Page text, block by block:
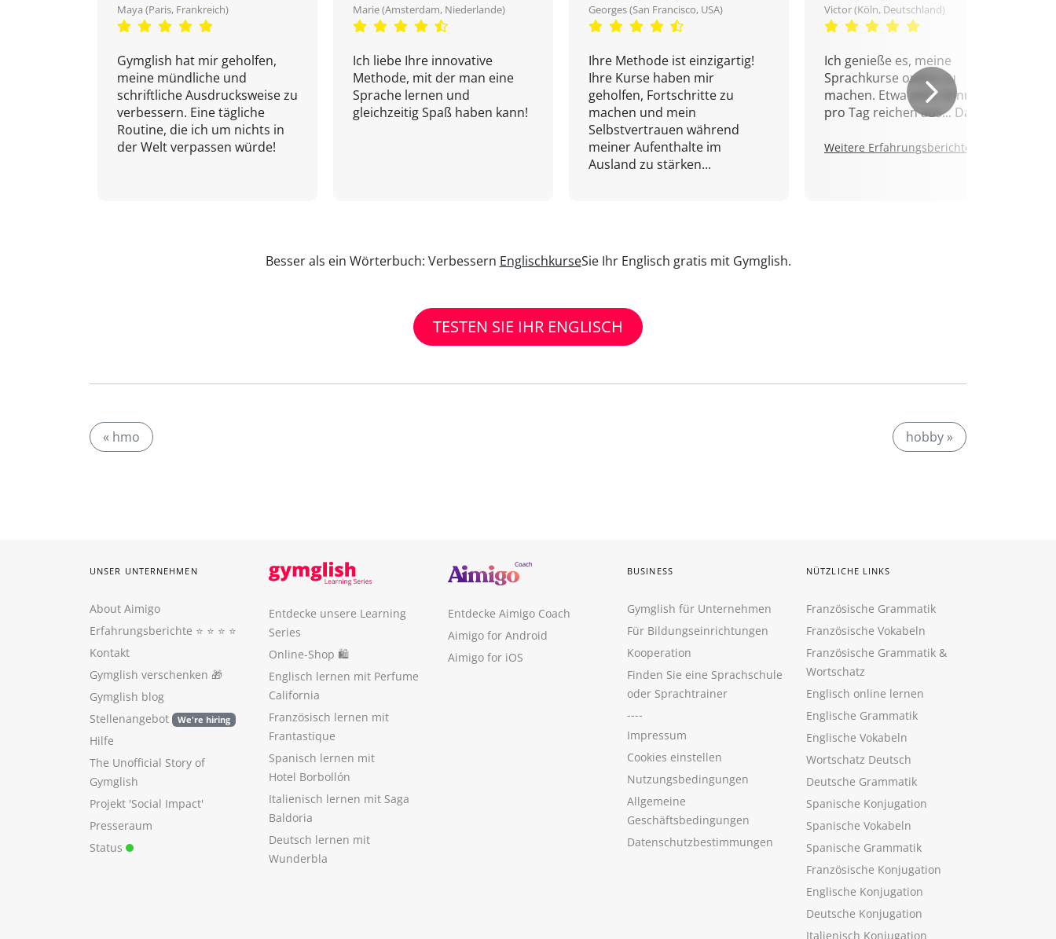
Maya (Paris, Frankreich)
Gymglish hat mir geholfen,
meine mündliche und
schriftliche Ausdrucksweise zu
verbessern. Eine tägliche
Routine, die ich um nichts in
der Welt verpassen würde!
Marie (Amsterdam, Niederlande)
Ich liebe Ihre innovative
Methode, mit der man eine
Sprache lernen und
gleichzeitig Spaß haben kann!
Georges (San Francisco, USA)
Ihre Methode ist einzigartig!
Ihre Kurse haben mir
geholfen, Fortschritte zu
machen und mein
Selbstvertrauen während
meiner Aufenthalte im
Ausland zu stärken...
Victor (Köln, Deutschland)
Ich genieße es, meine
Sprachkurse online zu
machen. Etwa zehn Minuten
pro Tag reichen aus... Danke!
Weitere Erfahrungsberichte.
Besser als ein Wörterbuch: Verbessern EnglischkurseSie Ihr Englisch gratis mit Gymglish.
TESTEN SIE IHR ENGLISCH
« hmo hobby »
UNSER UNTERNEHMEN
About Aimigo
Erfahrungsberichte ⭐️ ⭐️ ⭐️ ⭐️
Kontakt
Gymglish verschenken 🎁
Gymglish blog
Stellenangebot
We're hiring
Hilfe
The Unofficial Story of
Gymglish
Projekt 'Social Impact'
Presseraum
Status
Entdecke unsere Learning
Series
Online-Shop 🛍
Englisch lernen mit Perfume
California
Französisch lernen mit
Frantastique
Spanisch lernen mit
Hotel Borbollón
Italienisch lernen mit Saga
Baldoria
Deutsch lernen mit
Wunderbla
Entdecke Aimigo Coach
Aimigo for Android
Aimigo for iOS
BUSINESS
Gymglish für Unternehmen
Für Bildungseinrichtungen
Kooperation
Finden Sie eine Sprachschule
oder Sprachtrainer
----
Impressum
Cookies einstellen
Nutzungsbedingungen
Allgemeine
Geschäftsbedingungen
Datenschutzbestimmungen
NÜTZLICHE LINKS
Französische Grammatik
Französische Vokabeln
Französische Grammatik &
Wortschatz
Englisch online lernen
Englische Grammatik
Englische Vokabeln
Wortschatz Deutsch
Deutsche Grammatik
Spanische Konjugation
Spanische Vokabeln
Spanische Grammatik
Französische Konjugation
Englische Konjugation
Deutsche Konjugation
Italienisch Konjugation